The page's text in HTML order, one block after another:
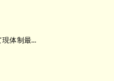
flex”を配信リリース